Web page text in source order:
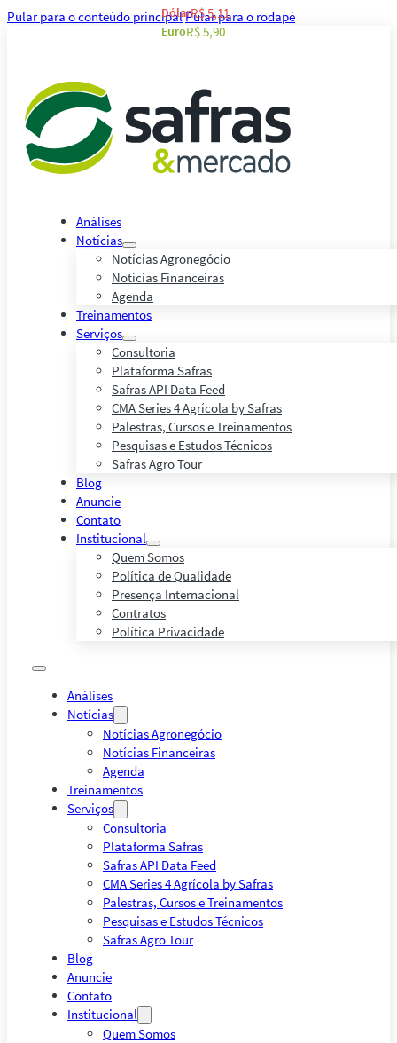
Pular para o conteúdo principalPular para o rodapé
Análises
Notícias
Notícias Agronegócio
Notícias Financeiras
Agenda
Treinamentos
Serviços
Consultoria
Plataforma Safras
Safras API Data Feed
CMA Series 4 Agrícola by Safras
Palestras, Cursos e Treinamentos
Pesquisas e Estudos Técnicos
Safras Agro Tour
Blog
Anuncie
Contato
Institucional
Quem Somos
Política de Qualidade
Presença Internacional
Contratos
Política Privacidade
Análises
Notícias
Notícias Agronegócio
Notícias Financeiras
Agenda
Treinamentos
Serviços
Consultoria
Plataforma Safras
Safras API Data Feed
CMA Series 4 Agrícola by Safras
Palestras, Cursos e Treinamentos
Pesquisas e Estudos Técnicos
Safras Agro Tour
Blog
Anuncie
Contato
Institucional
Quem Somos
DólarR$ 5,11
EuroR$ 5,90